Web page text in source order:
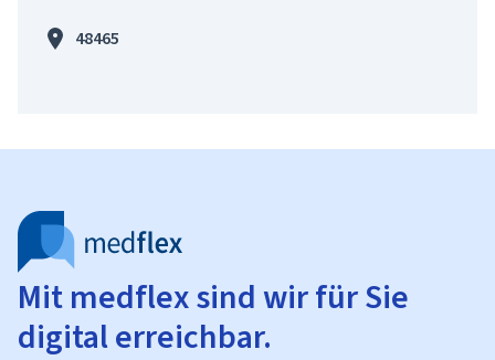
48465
Mit medflex sind wir für Sie
digital erreichbar.